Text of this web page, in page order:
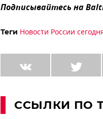
Подписывайтесь на
Теги Новости России
ССЫЛКИ ПО